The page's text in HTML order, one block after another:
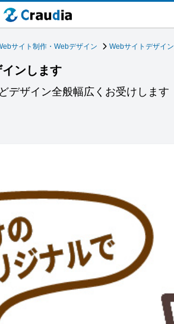
サイト制作・Webデザイン Webサイトデザイン
ンします
デザイン全般幅広くお受けします